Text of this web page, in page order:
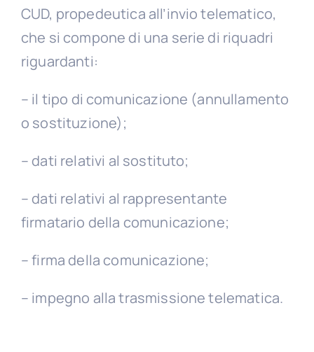
CUD, propedeutica all’invio telematico,
che si compone di una serie di riquadri
riguardanti:
– il tipo di comunicazione (annullamento
o sostituzione);
– dati relativi al sostituto;
– dati relativi al rappresentante
firmatario della comunicazione;
– firma della comunicazione;
– impegno alla trasmissione telematica.